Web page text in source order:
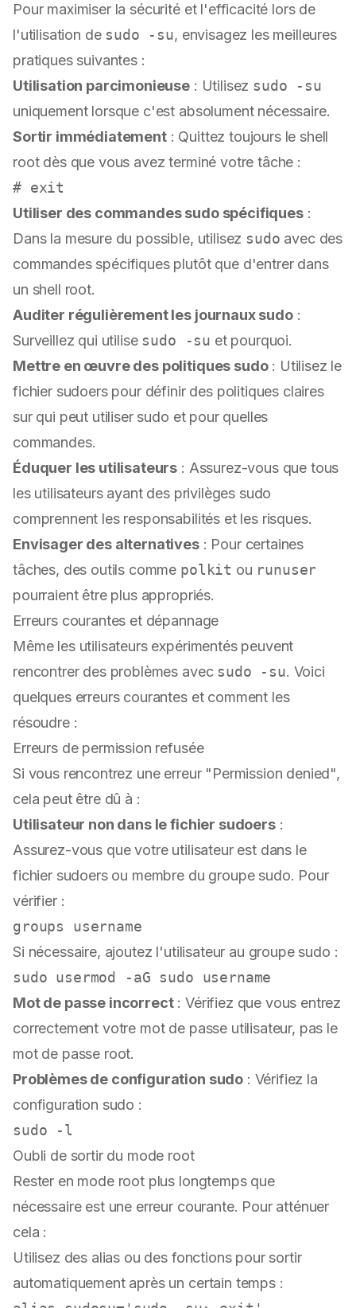
Pour maximiser la sécurité et l'efficacité lors de
l'utilisation de sudo -su, envisagez les meilleures
pratiques suivantes :
Utilisation parcimonieuse : Utilisez sudo -su
uniquement lorsque c'est absolument nécessaire.
Sortir immédiatement: Quittez toujours le shell
root dès que vous avez terminé votre tâche :
# exit
Utiliser des commandes sudo spécifiques:
Dans la mesure du possible, utilisez sudo avec des
commandes spécifiques plutôt que d'entrer dans
un shell root.
Auditer régulièrement les journaux sudo:
Surveillez qui utilise sudo -su et pourquoi.
Mettre en œuvre des politiques sudo: Utilisez le
fichier sudoers pour définir des politiques claires
sur qui peut utiliser sudo et pour quelles
commandes.
Éduquer les utilisateurs : Assurez-vous que tous
les utilisateurs ayant des privilèges sudo
comprennent les responsabilités et les risques.
Envisager des alternatives: Pour certaines
tâches, des outils comme polkit ou runuser
pourraient être plus appropriés.
Erreurs courantes et dépannage
Même les utilisateurs expérimentés peuvent
rencontrer des problèmes avec sudo -su. Voici
quelques erreurs courantes et comment les
résoudre :
Erreurs de permission refusée
Si vous rencontrez une erreur "Permission denied",
cela peut être dû à :
Utilisateur non dans le fichier sudoers:
Assurez-vous que votre utilisateur est dans le
fichier sudoers ou membre du groupe sudo. Pour
vérifier :
groups
Si nécessaire, ajoutez l'utilisateur au groupe sudo :
sudo usermod -aG sudo
Mot de passe incorrect: Vérifiez que vous entrez
correctement votre mot de passe utilisateur, pas le
mot de passe root.
Problèmes de configuration sudo : Vérifiez la
configuration sudo :
sudo
Oubli de sortir du mode root
Rester en mode root plus longtemps que
nécessaire est une erreur courante. Pour atténuer
cela :
Utilisez des alias ou des fonctions pour sortir
automatiquement après un certain temps :